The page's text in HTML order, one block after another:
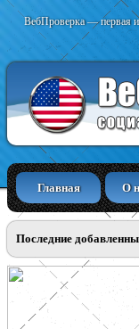
ВебПроверка — первая и
Главная О
Последние